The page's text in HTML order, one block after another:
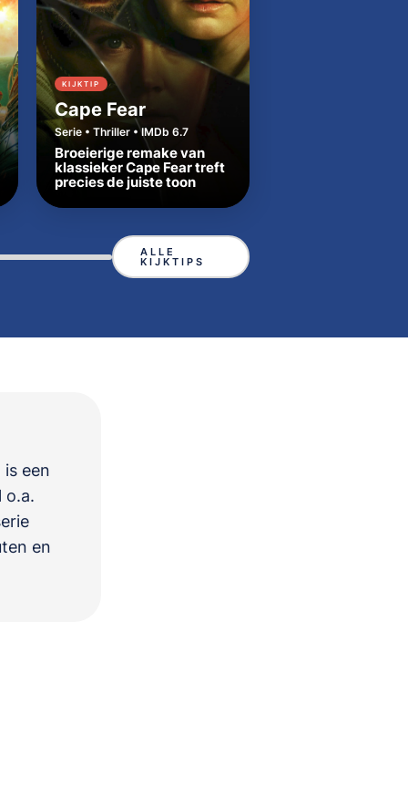
KIJKTIP
Cape Fear
Serie • Thriller • IMDb 6.7
Broeierige remake van
klassieker Cape Fear treft
precies de juiste toon
ALLE
KIJKTIPS
een
o.a.
en